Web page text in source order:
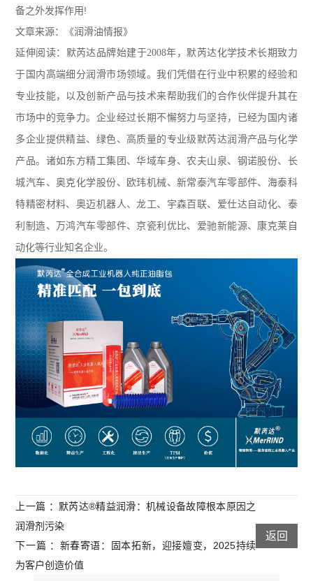
备之外发挥作用!
文章来源：《润滑油情报》
延伸阅读：默芮达品牌始建于2008年，默芮达化学技术长期致力
于国内高端细分润滑市场领域。我们凭借在行业中积累的经验和
专业技能，以及创新产品与技术来帮助我们的合作伙伴提升其在
市场中的竞争力。企业经过长期不懈努力与坚持，已经为国内诸
多企业提供精益、绿色、高质量的专业级默芮达润滑产品与化学
产品。诸如东方精工集团、华域车身、农夫山泉、钢诺股份、长
城汽车、奥克化学股份、欧玮机械、新常泰汽车零部件、海泰科
特精密材料、奥迈机器人、龙工、宇森百联、爱仕达自动化、泰
利制造、万鸿汽车零部件、京瓷利优比、爱驰新能源、康克莱自
动化等行业知名企业。
上一篇 ：默芮达®精益润滑：机械设备故障根本原因之
润滑剂污染
下一篇 ：新春寄语：固本拓新，迎接嬗变，2025持续
为客户创造价值
返回